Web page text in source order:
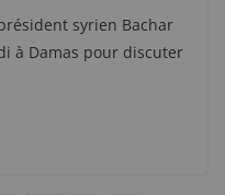
syrien Bachar
à Damas pour discuter